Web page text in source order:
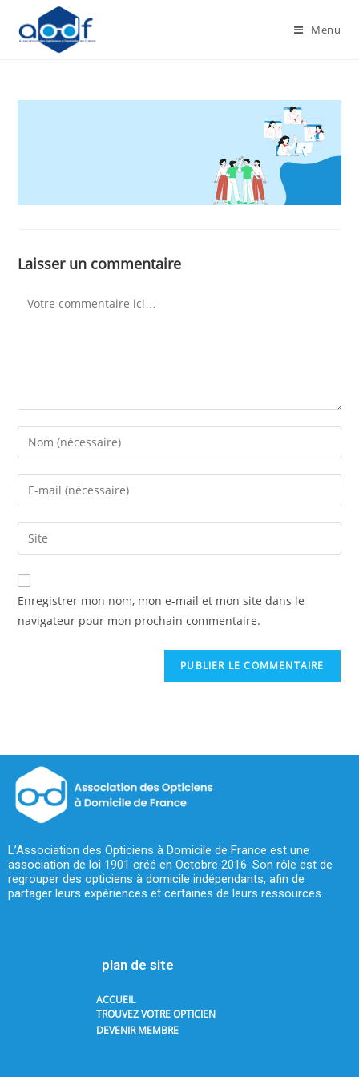
Menu
Laisser un commentaire
Enregistrer mon nom, mon e-mail et mon site dans le
navigateur pour mon prochain commentaire.
L’Association des Opticiens à Domicile de France est une
association de loi 1901 créé en Octobre 2016. Son rôle est de
regrouper des opticiens à domicile indépendants, afin de
partager leurs expériences et certaines de leurs ressources.
plan de site
ACCUEIL
TROUVEZ VOTRE OPTICIEN
DEVENIR MEMBRE